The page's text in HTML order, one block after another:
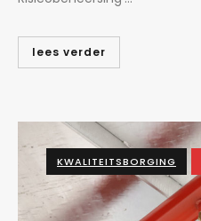
lees verder
KWALITEITSBORGING